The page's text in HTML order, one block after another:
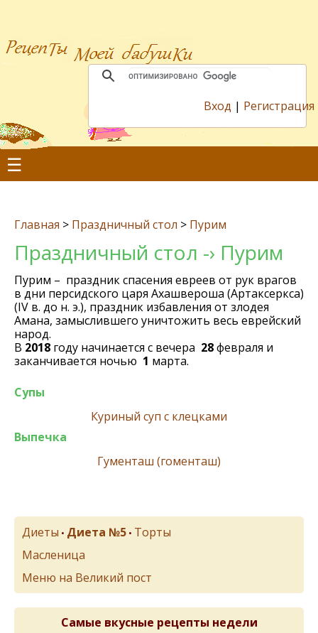
Вход | Регистрация
☰
Главная > Праздничный стол > Пурим
Праздничный стол -› Пурим
Пурим – праздник спасения евреев от рук врагов
в дни персидского царя Ахашвероша (Артаксеркса)
(IV в. до н. э.), праздник избавления от злодея
Амана, замыслившего уничтожить весь еврейский
народ.
В 2018 году начинается с вечера 28февраля и
заканчивается ночью 1 марта.
Супы
Куриный суп с клецками
Выпечка
Гументаш (гоменташ)
Диеты • Диета №5 • Торты
Масленица
Меню на Великий пост
Самые вкусные рецепты недели